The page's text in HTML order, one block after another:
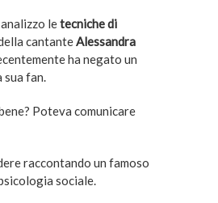
letecniche di
cantanteAlessandra
ha negato un
sua fan.
Poteva comunicare
raccontando un famoso
sociale.